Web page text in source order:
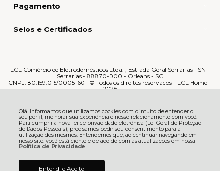
Olá! Informamos que utilizamos cookies com o intuito de entender o
seu perfil, melhorar sua experiência e nosso relacionamento com você.
Para cumprir a nova lei de privacidade eletrônica (Lei Geral de Proteção
de Dados Pessoais), precisamos pedir seu consentimento para a
utilização dos mesmos. Entendemos que, ao continuar navegando em
nosso site, você está ciente e de acordo com as atualizações em nossa
Política de Privacidade.
Entendi e Aceito
Pagamento
Selos e Certificados
LCL Comércio de Eletrodomésticos Ltda. , Estrada Geral Serrarias - SN -
Serrarias - 88870-000 - Orleans - SC
CNPJ: 80.159.015/0005-60 | © Todos os direitos reservados - LCL Home -
2026